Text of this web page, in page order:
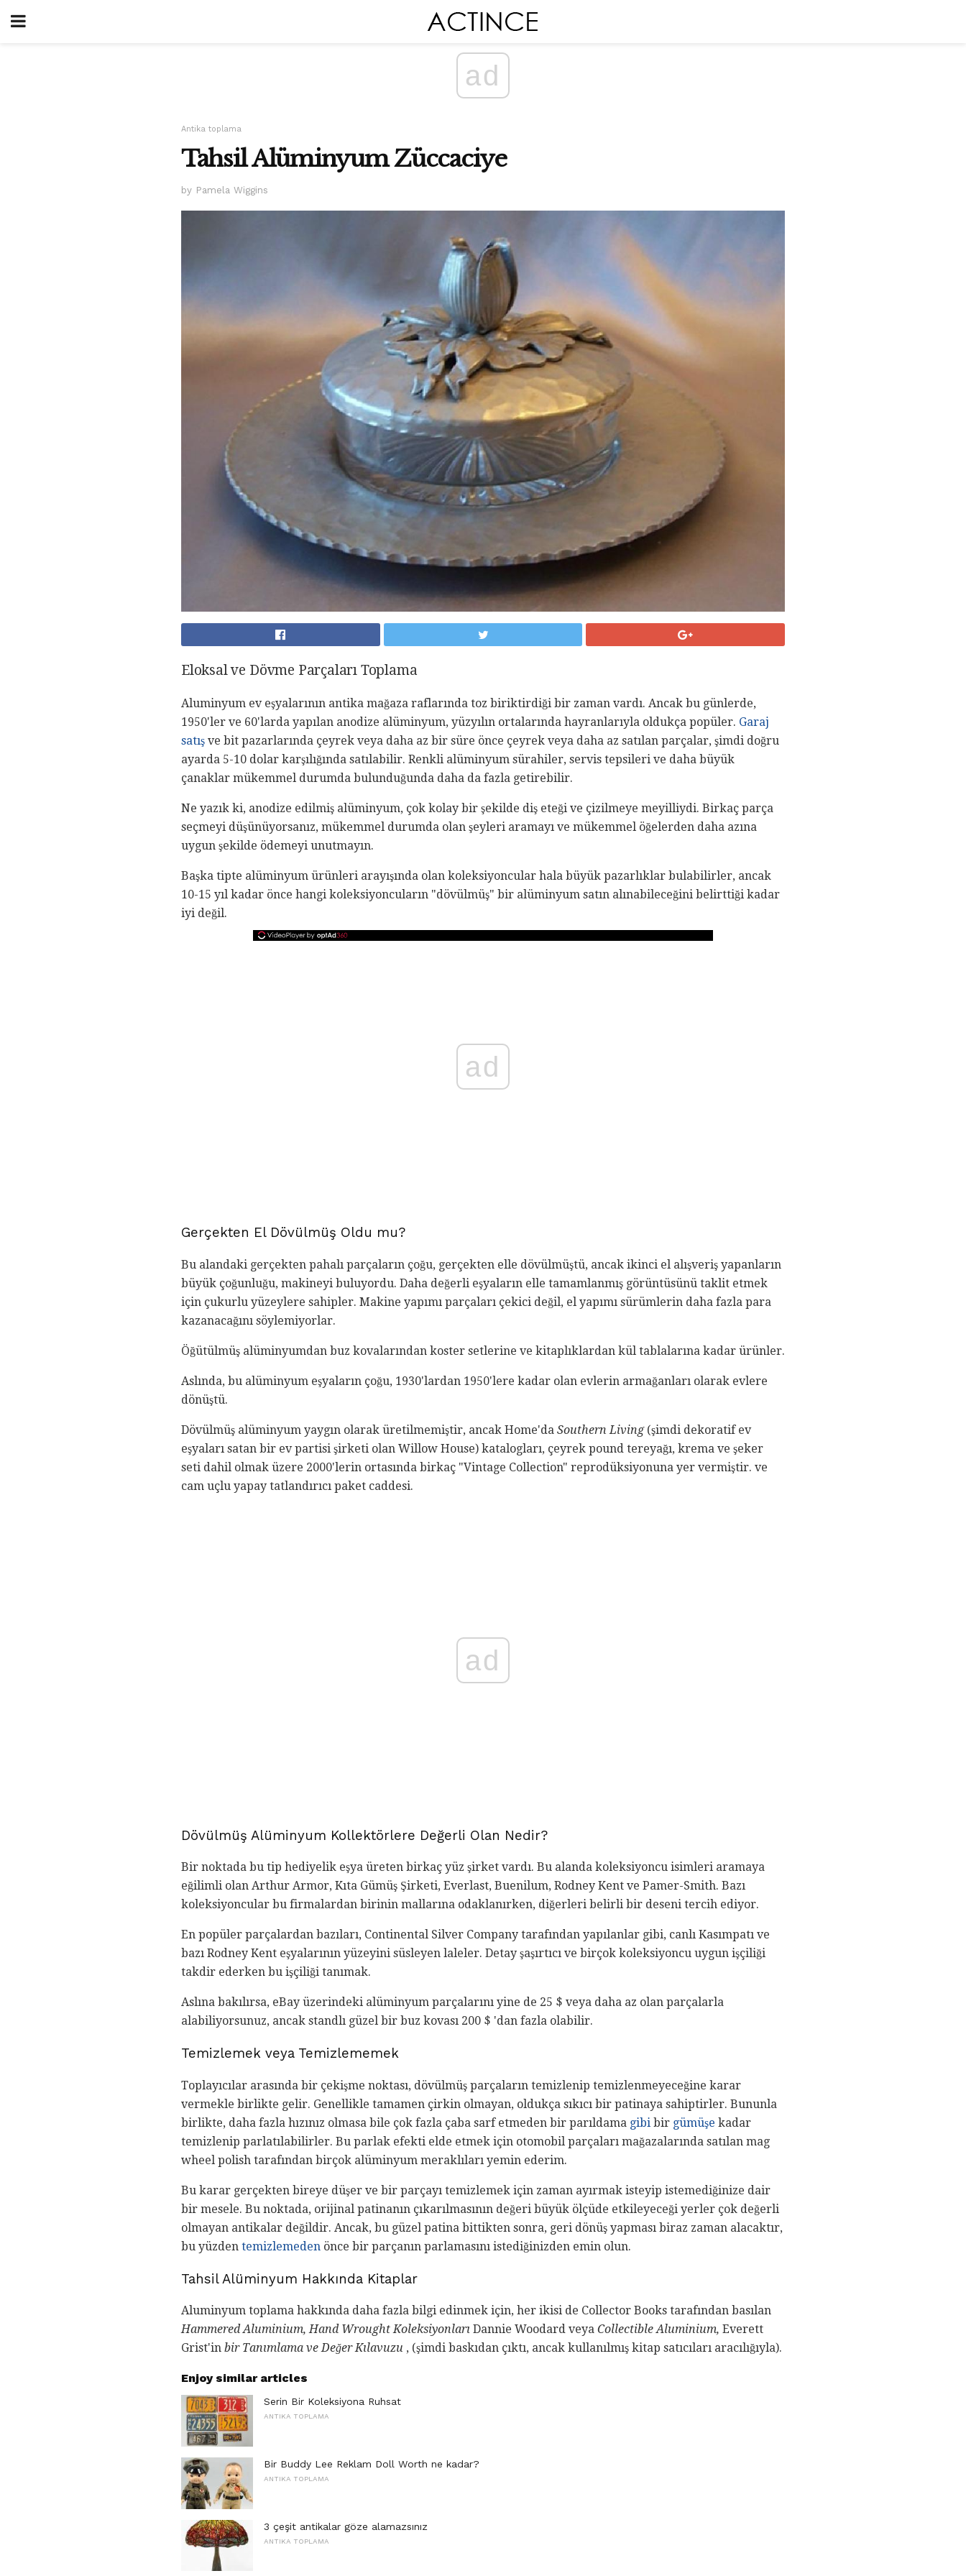
ad
Antika toplama
Tahsil Alüminyum Züccaciye
by Pamela Wiggins
Eloksal ve Dövme Parçaları Toplama
Aluminyum ev eşyalarının antika mağaza raflarında toz biriktirdiği bir zaman vardı. Ancak bu günlerde,
1950'ler ve 60'larda yapılan anodize alüminyum, yüzyılın ortalarında hayranlarıyla oldukça popüler. Garaj
satış ve bit pazarlarında çeyrek veya daha az bir süre önce çeyrek veya daha az satılan parçalar, şimdi doğru
ayarda 5-10 dolar karşılığında satılabilir. Renkli alüminyum sürahiler, servis tepsileri ve daha büyük
çanaklar mükemmel durumda bulunduğunda daha da fazla getirebilir.
Ne yazık ki, anodize edilmiş alüminyum, çok kolay bir şekilde diş eteği ve çizilmeye meyilliydi. Birkaç parça
seçmeyi düşünüyorsanız, mükemmel durumda olan şeyleri aramayı ve mükemmel öğelerden daha azına
uygun şekilde ödemeyi unutmayın.
Başka tipte alüminyum ürünleri arayışında olan koleksiyoncular hala büyük pazarlıklar bulabilirler, ancak
10-15 yıl kadar önce hangi koleksiyoncuların "dövülmüş" bir alüminyum satın alınabileceğini belirttiği kadar
iyi değil.
ad
Gerçekten El Dövülmüş Oldu mu?
Bu alandaki gerçekten pahalı parçaların çoğu, gerçekten elle dövülmüştü, ancak ikinci el alışveriş yapanların
büyük çoğunluğu, makineyi buluyordu. Daha değerli eşyaların elle tamamlanmış görüntüsünü taklit etmek
için çukurlu yüzeylere sahipler. Makine yapımı parçaları çekici değil, el yapımı sürümlerin daha fazla para
kazanacağını söylemiyorlar.
Öğütülmüş alüminyumdan buz kovalarından koster setlerine ve kitaplıklardan kül tablalarına kadar ürünler.
Aslında, bu alüminyum eşyaların çoğu, 1930'lardan 1950'lere kadar olan evlerin armağanları olarak evlere
dönüştü.
Dövülmüş alüminyum yaygın olarak üretilmemiştir, ancak Home'da Southern Living(şimdi dekoratif ev
eşyaları satan bir ev partisi şirketi olan Willow House) katalogları, çeyrek pound tereyağı, krema ve şeker
seti dahil olmak üzere 2000'lerin ortasında birkaç "Vintage Collection" reprodüksiyonuna yer vermiştir. ve
cam uçlu yapay tatlandırıcı paket caddesi.
ad
Dövülmüş Alüminyum Kollektörlere Değerli Olan Nedir?
Bir noktada bu tip hediyelik eşya üreten birkaç yüz şirket vardı. Bu alanda koleksiyoncu isimleri aramaya
eğilimli olan Arthur Armor, Kıta Gümüş Şirketi, Everlast, Buenilum, Rodney Kent ve Pamer-Smith. Bazı
koleksiyoncular bu firmalardan birinin mallarına odaklanırken, diğerleri belirli bir deseni tercih ediyor.
En popüler parçalardan bazıları, Continental Silver Company tarafından yapılanlar gibi, canlı Kasımpatı ve
bazı Rodney Kent eşyalarının yüzeyini süsleyen laleler. Detay şaşırtıcı ve birçok koleksiyoncu uygun işçiliği
takdir ederken bu işçiliği tanımak.
Aslına bakılırsa, eBay üzerindeki alüminyum parçalarını yine de 25 $ veya daha az olan parçalarla
alabiliyorsunuz, ancak standlı güzel bir buz kovası 200 $ 'dan fazla olabilir.
Temizlemek veya Temizlememek
Toplayıcılar arasında bir çekişme noktası, dövülmüş parçaların temizlenip temizlenmeyeceğine karar
vermekle birlikte gelir. Genellikle tamamen çirkin olmayan, oldukça sıkıcı bir patinaya sahiptirler. Bununla
birlikte, daha fazla hızınız olmasa bile çok fazla çaba sarf etmeden bir parıldama gibi bir gümüşe kadar
temizlenip parlatılabilirler. Bu parlak efekti elde etmek için otomobil parçaları mağazalarında satılan mag
wheel polish tarafından birçok alüminyum meraklıları yemin ederim.
Bu karar gerçekten bireye düşer ve bir parçayı temizlemek için zaman ayırmak isteyip istemediğinize dair
bir mesele. Bu noktada, orijinal patinanın çıkarılmasının değeri büyük ölçüde etkileyeceği yerler çok değerli
olmayan antikalar değildir. Ancak, bu güzel patina bittikten sonra, geri dönüş yapması biraz zaman alacaktır,
bu yüzden temizlemeden önce bir parçanın parlamasını istediğinizden emin olun.
Tahsil Alüminyum Hakkında Kitaplar
Aluminyum toplama hakkında daha fazla bilgi edinmek için, her ikisi de Collector Books tarafından basılan
Hammered Aluminium, Hand Wrought Koleksiyonları Dannie Woodard veya Collectible Aluminium, Everett
Grist'in bir Tanımlama ve Değer Kılavuzu , (şimdi baskıdan çıktı, ancak kullanılmış kitap satıcıları aracılığıyla).
Enjoy similar articles
Serin Bir Koleksiyona Ruhsat
ANTIKA TOPLAMA
Bir Buddy Lee Reklam Doll Worth ne kadar?
ANTIKA TOPLAMA
3 çeşit antikalar göze alamazsınız
ANTIKA TOPLAMA